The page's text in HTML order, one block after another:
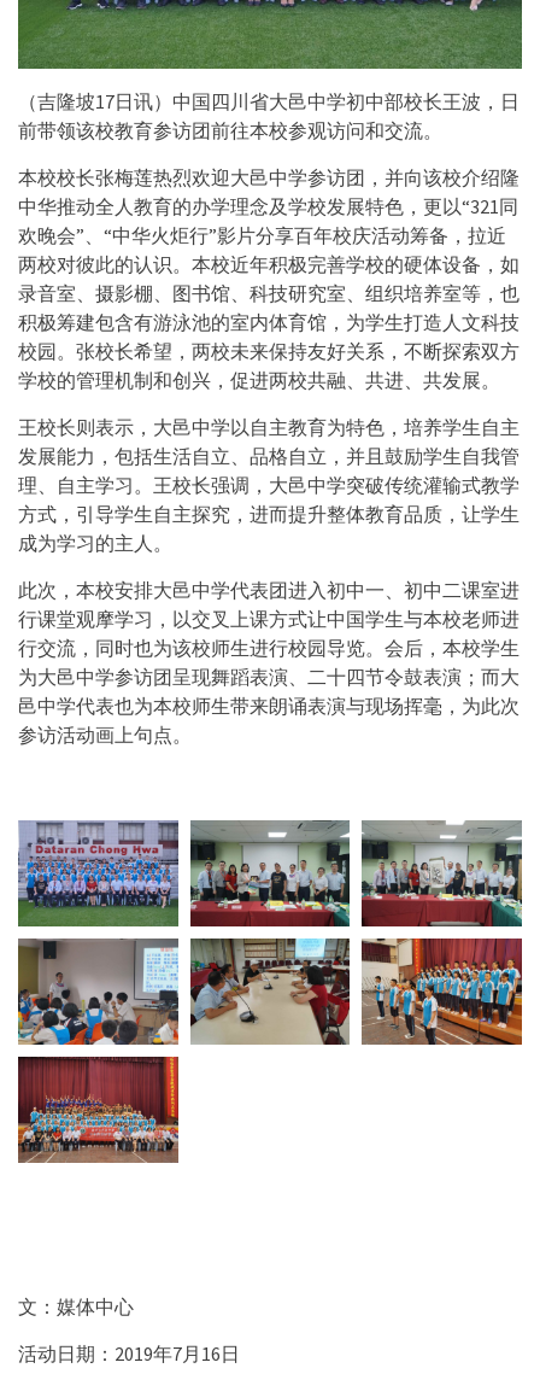
（吉隆坡17日讯）中国四川省大邑中学初中部校长王波，日
前带领该校教育参访团前往本校参观访问和交流。
本校校长张梅莲热烈欢迎大邑中学参访团，并向该校介绍隆
中华推动全人教育的办学理念及学校发展特色，更以“321同
欢晚会”、“中华火炬行”影片分享百年校庆活动筹备，拉近
两校对彼此的认识。本校近年积极完善学校的硬体设备，如
录音室、摄影棚、图书馆、科技研究室、组织培养室等，也
积极筹建包含有游泳池的室内体育馆，为学生打造人文科技
校园。张校长希望，两校未来保持友好关系，不断探索双方
学校的管理机制和创兴，促进两校共融、共进、共发展。
王校长则表示，大邑中学以自主教育为特色，培养学生自主
发展能力，包括生活自立、品格自立，并且鼓励学生自我管
理、自主学习。王校长强调，大邑中学突破传统灌输式教学
方式，引导学生自主探究，进而提升整体教育品质，让学生
成为学习的主人。
此次，本校安排大邑中学代表团进入初中一、初中二课室进
行课堂观摩学习，以交叉上课方式让中国学生与本校老师进
行交流，同时也为该校师生进行校园导览。会后，本校学生
为大邑中学参访团呈现舞蹈表演、二十四节令鼓表演；而大
邑中学代表也为本校师生带来朗诵表演与现场挥毫，为此次
参访活动画上句点。
文：媒体中心
活动日期：2019年7月16日